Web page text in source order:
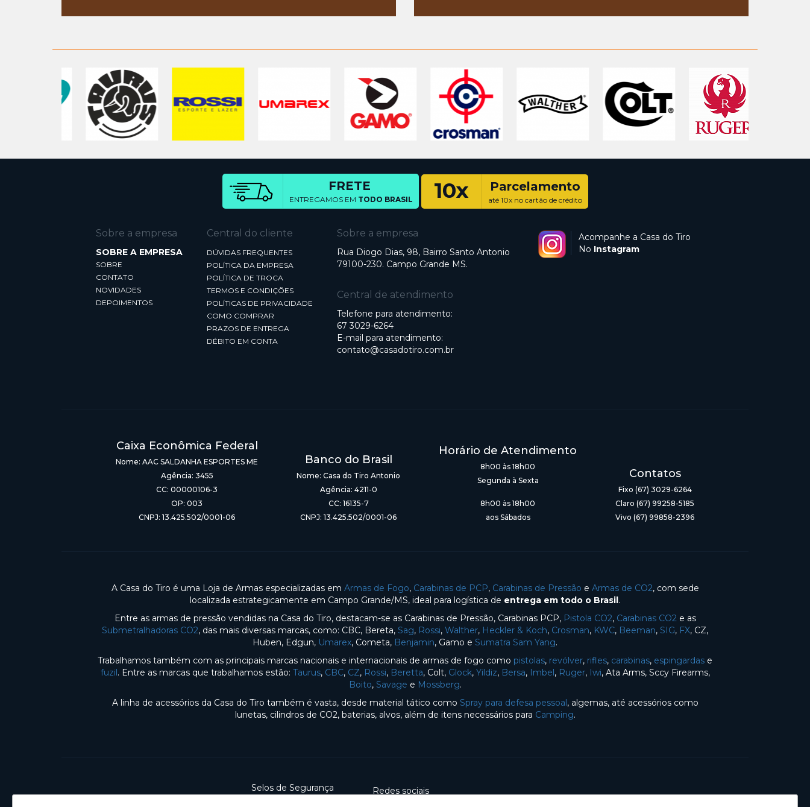
FRETE
ENTREGAMOS EM TODO BRASIL 10x Parcelamento
até 10x no cartão de crédito
Sobre a empresa
SOBRE A EMPRESA
SOBRE
CONTATO
NOVIDADES
DEPOIMENTOS
Central do cliente
DÚVIDAS FREQUENTES
POLÍTICA DA EMPRESA
POLÍTICA DE TROCA
TERMOS E CONDIÇÕES
POLÍTICAS DE PRIVACIDADE
COMO COMPRAR
PRAZOS DE ENTREGA
DÉBITO EM CONTA
Sobre a empresa
Rua Diogo Dias, 98, Bairro Santo Antonio
79100-230. Campo Grande MS.
Central de atendimento
Telefone para atendimento:
67 3029-6264
E-mail para atendimento:
contato@casadotiro.com.br
Acompanhe a Casa do Tiro
No Instagram
Caixa Econômica Federal
Nome: AAC SALDANHA ESPORTES ME
Agência: 3455
CC: 00000106-3
OP: 003
CNPJ: 13.425.502/0001-06
Banco do Brasil
Nome: Casa do Tiro Antonio
Agência: 4211-0
CC: 16135-7
CNPJ: 13.425.502/0001-06
Horário de Atendimento
8h00 às 18h00
Segunda à Sexta
8h00 às 18h00
aos Sábados
Contatos
Fixo (67) 3029-6264
Claro (67) 99258-5185
Vivo (67) 99858-2396
A Casa do Tiro é uma Loja de Armas especializadas em Armas de Fogo, Carabinas de PCP, Carabinas de Pressão e Armas de CO2, com sede
localizada estrategicamente em Campo Grande/MS, ideal para logística de entrega em todo o Brasil.
Entre as armas de pressão vendidas na Casa do Tiro, destacam-se as Carabinas de Pressão, Carabinas PCP, Pistola CO2, Carabinas CO2e as
Submetralhadoras CO2, das mais diversas marcas, como: CBC, Bereta, Sag, Rossi, Walther, Heckler & Koch, Crosman, KWC, Beeman, SIG, FX, CZ,
Huben, Edgun, Umarex, Cometa, Benjamin, Gamo e Sumatra Sam Yang.
Trabalhamos também com as principais marcas nacionais e internacionais de armas de fogo como pistolas, revólver, rifles, carabinas, espingardas e
fuzil. Entre as marcas que trabalhamos estão: Taurus, CBC, CZ, Rossi, Beretta, Colt, Glock, Yildiz, Bersa, Imbel, Ruger, Iwi, Ata Arms, Sccy Firearms,
Boito, Savage e Mossberg.
A linha de acessórios da Casa do Tiro também é vasta, desde material tático como Spray para defesa pessoal, algemas, até acessórios como
lunetas, cilindros de CO2, baterias, alvos, além de itens necessários para Camping.
Selos de Segurança Redes sociais